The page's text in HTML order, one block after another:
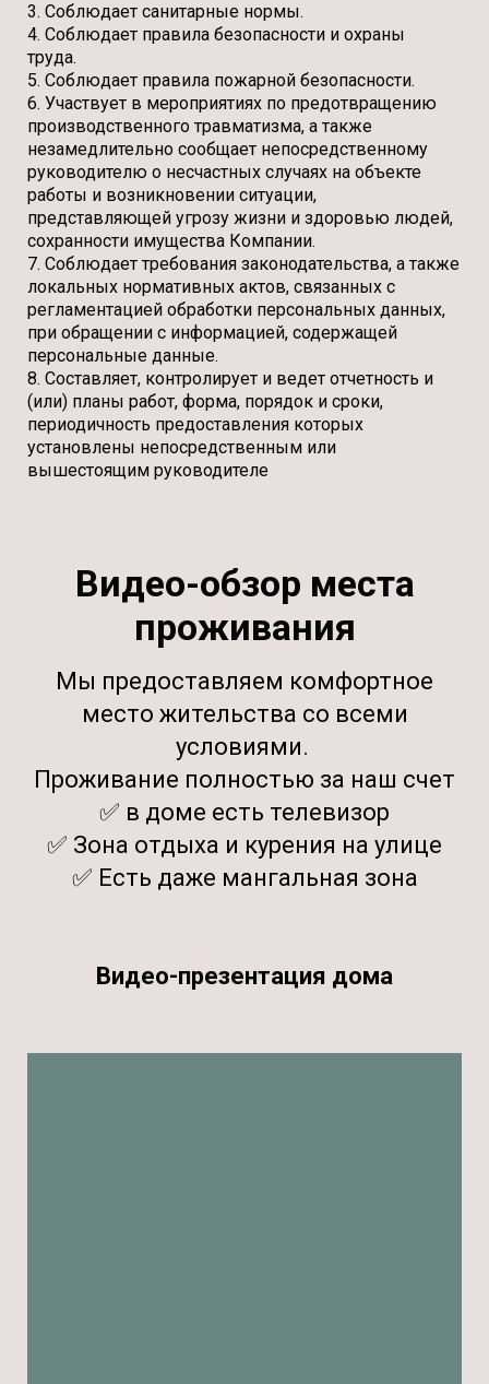
3. Соблюдает санитарные нормы.
4. Соблюдает правила безопасности и охраны
труда.
5. Соблюдает правила пожарной безопасности.
6. Участвует в мероприятиях по предотвращению
производственного травматизма, а также
незамедлительно сообщает непосредственному
руководителю о несчастных случаях на объекте
работы и возникновении ситуации,
представляющей угрозу жизни и здоровью людей,
сохранности имущества Компании.
7. Соблюдает требования законодательства, а также
локальных нормативных актов, связанных с
регламентацией обработки персональных данных,
при обращении с информацией, содержащей
персональные данные.
8. Составляет, контролирует и ведет отчетность и
(или) планы работ, форма, порядок и сроки,
периодичность предоставления которых
установлены непосредственным или
вышестоящим руководителе
Видео-обзор места
проживания
Мы предоставляем комфортное
место жительства со всеми
условиями.
Проживание полностью за наш счет
✅ в доме есть телевизор
✅ Зона отдыха и курения на улице
✅ Есть даже мангальная зона
Видео-презентация дома